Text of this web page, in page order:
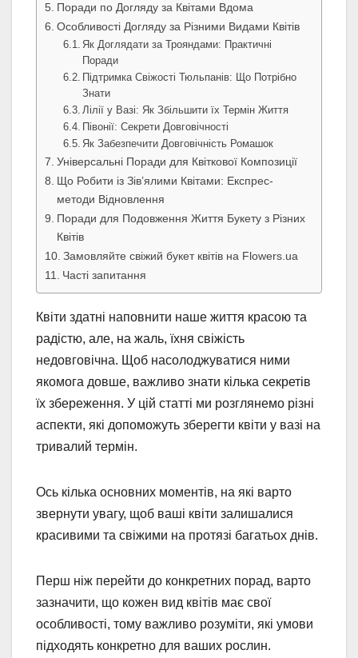
Поради по Догляду за Квітами Вдома
Особливості Догляду за Різними Видами Квітів
Як Доглядати за Трояндами: Практичні
Поради
Підтримка Свіжості Тюльпанів: Що Потрібно
Знати
Лілії у Вазі: Як Збільшити їх Термін Життя
Півонії: Секрети Довговічності
Як Забезпечити Довговічність Ромашок
Універсальні Поради для Квіткової Композиції
Що Робити із Зів’ялими Квітами: Експрес-
методи Відновлення
Поради для Подовження Життя Букету з Різних
Квітів
Замовляйте свіжий букет квітів на Flowers.ua
Часті запитання
Квіти здатні наповнити наше життя красою та
радістю, але, на жаль, їхня свіжість
недовговічна. Щоб насолоджуватися ними
якомога довше, важливо знати кілька секретів
їх збереження. У цій статті ми розглянемо різні
аспекти, які допоможуть зберегти квіти у вазі на
тривалий термін.
Ось кілька основних моментів, на які варто
звернути увагу, щоб ваші квіти залишалися
красивими та свіжими на протязі багатьох днів.
Перш ніж перейти до конкретних порад, варто
зазначити, що кожен вид квітів має свої
особливості, тому важливо розуміти, які умови
підходять конкретно для ваших рослин.